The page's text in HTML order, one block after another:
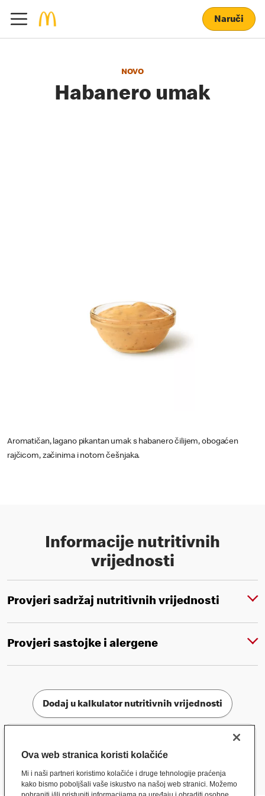
Naruči
NOVO
Habanero umak
Aromatičan, lagano pikantan umak s habanero čilijem, obogaćen
rajčicom, začinima i notom češnjaka.
Informacije nutritivnih
vrijednosti
Provjeri sadržaj nutritivnih vrijednosti
Provjeri sastojke i alergene
Dodaj u kalkulator nutritivnih vrijednosti
Ova web stranica koristi kolačiće
Mi i naši partneri koristimo kolačiće i druge tehnologije praćenja
kako bismo poboljšali vaše iskustvo na našoj web stranici. Možemo